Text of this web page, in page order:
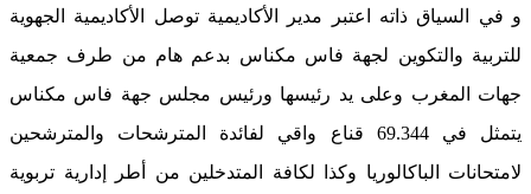
و في السياق ذاته اعتبر مدير الأكاديمية توصل الأكاديمية الجهوية
للتربية والتكوين لجهة فاس مكناس بدعم هام من طرف جمعية
جهات المغرب وعلى يد رئيسها ورئيس مجلس جهة فاس مكناس
يتمثل في 69.344 قناع واقي لفائدة المترشحات والمترشحين
لامتحانات الباكالوريا وكذا لكافة المتدخلين من أطر إدارية تربوية